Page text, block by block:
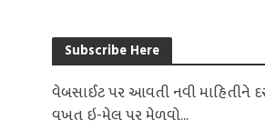
Subscribe Here
વેબસાઈટ પર આવતી નવી માહિતીને
વખત ઇ-મેલ પર મેળવો...